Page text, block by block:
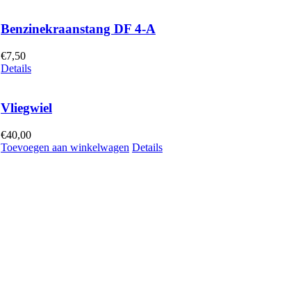
Benzinekraanstang DF 4-A
€7,50
Details
Vliegwiel
€40,00
Toevoegen aan winkelwagen Details